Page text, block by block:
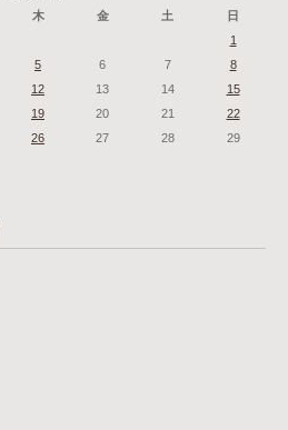
木 金 土
日
1
5 6 7
8
12 13 14
15
19 20 21
22
26 27 28
29